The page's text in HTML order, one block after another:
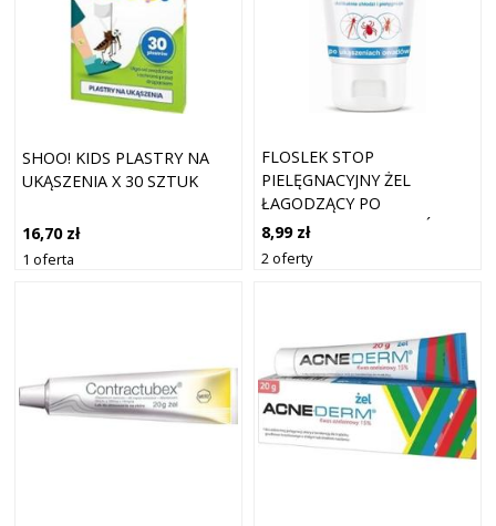
SHOO! KIDS PLASTRY NA
UKĄSZENIA X 30 SZTUK
16,70 zł
1 oferta
FLOSLEK STOP
PIELĘGNACYJNY ŻEL
ŁAGODZĄCY PO
UKĄSZENIACH OWADÓW 50
ML
8,99 zł
2 oferty